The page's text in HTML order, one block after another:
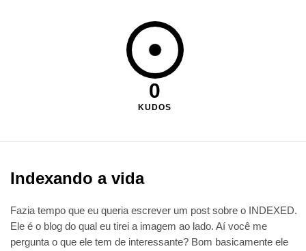
0
KUDOS
Indexando a vida
Fazia tempo que eu queria escrever um post sobre o INDEXED.
Ele é o blog do qual eu tirei a imagem ao lado. Aí você me
pergunta o que ele tem de interessante? Bom basicamente ele